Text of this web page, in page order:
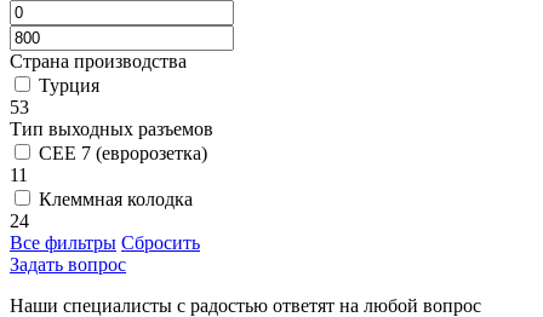
Страна производства
Турция
53
Тип выходных разъемов
CEE 7 (евророзетка)
11
Клеммная колодка
24
Все фильтры Сбросить
Задать вопрос
Наши специалисты с радостью ответят на любой вопрос